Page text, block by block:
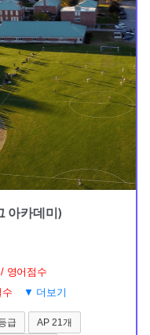
아카데미)
영어점수
▼ 더보기
급
AP 21개